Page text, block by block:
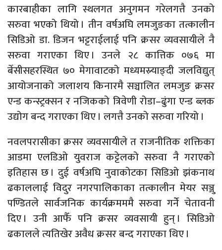
कारबाहीका लागि स्थलगत अनुगमन गरेलगत्तै उनको
सरुवा भएको थियो । तीन वर्षअघि लमजुङका तत्कालीन
सिडिओ डा. डिजन भट्टराईलाई पनि क्रसर व्यवसायीले नै
सरुवा गराएका थिए । उनले २८ कात्तिक ०७६ मा
बेँसीसहरस्थित ७० मेगावाटको मध्यमस्र्याङ्दी जलविद्युत्
आयोजनाको जलाशय किनारमै सञ्चालित लमजुङ क्रसर
एन्ड कन्स्ट्रक्सन र नजिकको त्रिवेणी रोडा–ढुंगा एन्ड ब्लक
उद्योग बन्द गराएका थिए । लगत्तै उनको सरुवा गरियो ।
नवलपरासीका क्रसर व्यवसायीले त राजनीतिक शक्तिका
आडमा एलडिओ युवराज कट्टेलको सरुवा नै गराएको
इतिहास छ । दुई वर्षअघि नुवाकोटका सिडिओ झंकनाथ
ढकाललाई विदुर नगरपालिकाका तत्कालीन मेयर सञ्जु
पण्डितले सार्वजनिक कार्यक्रमममै सरुवा गर्नेे चेतावनी
दिए । उनी आफैँ पनि क्रसर व्यवसायी हुन् । सिडिओ
ढकालले त्यतिखेर अवैध क्रसर बन्द गराएका थिए ।